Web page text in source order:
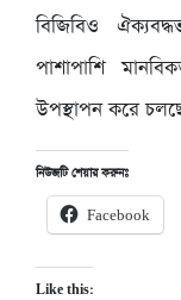
বিজিবিও
পাশাপাশি
উপস্থাপন করে
নিউজটি শেয়ার করুনঃ
Facebook
Like this: